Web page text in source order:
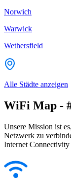
Norwich
Warwick
Wethersfield
Alle Städte anzeigen
WiFi Map -
Unsere Mission ist
Netzwerk zu
Internet Connectivity